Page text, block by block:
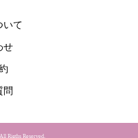
いて
せ
問
Rigths Reserved.